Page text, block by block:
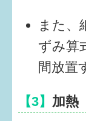
また、
ずみ算
間放置
【3】 加熱
なるほど
メールマ
はぐくむ